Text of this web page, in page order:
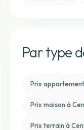
Par type
Prix
Prix maison à
Prix terrain à